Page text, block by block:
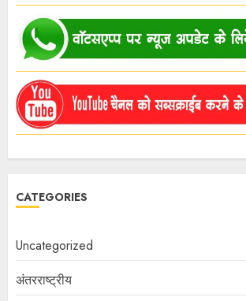
CATEGORIES
Uncategorized
अंतरराष्ट्रीय